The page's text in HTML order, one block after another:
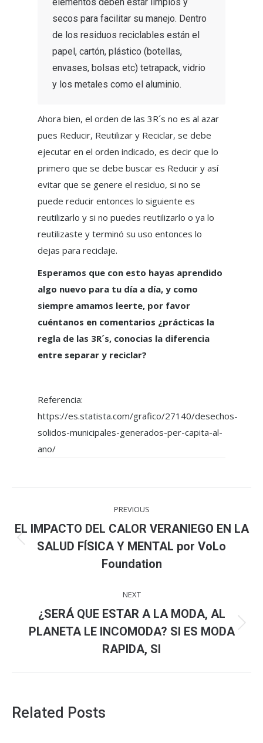
secos para facilitar su manejo. Dentro
de los residuos reciclables están el
papel, cartón, plástico (botellas,
envases, bolsas etc) tetrapack, vidrio
y los metales como el aluminio.
Ahora bien, el orden de las 3R´s no es al azar
pues Reducir, Reutilizar y Reciclar, se debe
ejecutar en el orden indicado, es decir que lo
primero que se debe buscar es Reducir y así
evitar que se genere el residuo, si no se
puede reducir entonces lo siguiente es
reutilizarlo y si no puedes reutilizarlo o ya lo
reutilizaste y terminó su uso entonces lo
dejas para reciclaje.
Esperamos que con esto hayas aprendido
algo nuevo para tu día a día, y como
siempre amamos leerte, por favor
cuéntanos en comentarios ¿prácticas la
regla de las 3R´s, conocias la diferencia
entre separar y reciclar?
Referencia:
https://es.statista.com/grafico/27140/desechos-
solidos-municipales-generados-per-capita-al-
ano/
navigation
PREVIOUS
Previous
post:
EL IMPACTO DEL CALOR VERANIEGO EN LA
SALUD FÍSICA Y MENTAL por VoLo
Foundation
NEXT
Next
post:
¿SERÁ QUE ESTAR A LA MODA, AL
PLANETA LE INCOMODA? SI ES MODA
RAPIDA, SI
Related Posts